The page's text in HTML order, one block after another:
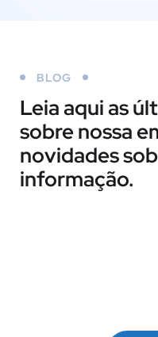
BLOG
Leia aqui as
sobre nossa
novidades
informação.